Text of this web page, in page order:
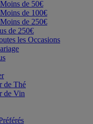
de 50€
de 100€
de 250€
de 250€
les Occasions
de Thé
de Vin